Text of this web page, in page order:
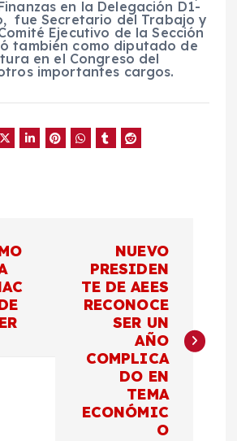
en la Delegación D1-
fue Secretario del Trabajo y
Ejecutivo de la Sección
también como diputado de
en el Congreso del
importantes cargos.
NUEVO
PRESIDEN
TE DE AEES
RECONOCE
SER UN
AÑO
COMPLICA
DO EN
TEMA
ECONÓMIC
O